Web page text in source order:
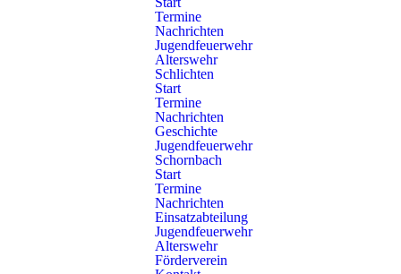
Termine
Nachrichten
Jugendfeuerwehr
Alterswehr
Schlichten
Start
Termine
Nachrichten
Geschichte
Jugendfeuerwehr
Schornbach
Start
Termine
Nachrichten
Einsatzabteilung
Jugendfeuerwehr
Alterswehr
Förderverein
Die Rollwagen RC 1/14 & RC 1/15 dienen vor allem für
allgemeine Logistikaufgaben und sind ausgestattet mit
Kunststoffwannen für flexiblen Materialtransport.
zur Rollwagenübersicht